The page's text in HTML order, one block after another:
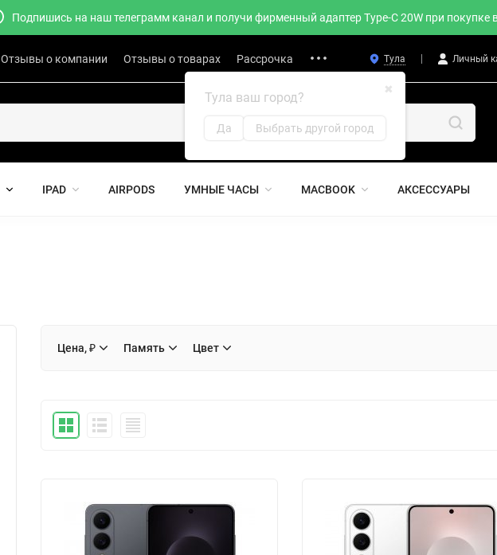
Подпишись на наш телеграмм канал и получи фирменный адаптер Type-C 20W при покупке
Отзывы о компании Отзывы о товарах Рассрочка Тула
✖
Тула ваш город?
Да Выбрать другой город
Личный
IPAD AIRPODS УМНЫЕ ЧАСЫ MACBOOK АКСЕССУАРЫ
Цена, ₽ Память Цвет